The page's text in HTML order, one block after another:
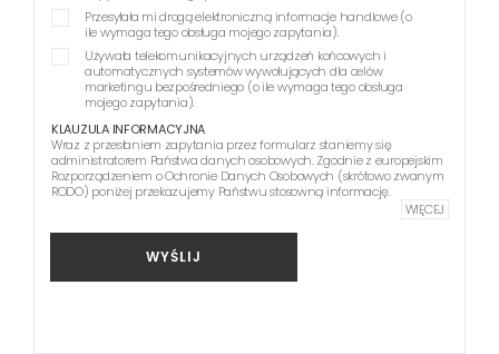
Przesyłała mi drogą elektroniczną informacje handlowe (o
ile wymaga tego obsługa mojego zapytania).
Używała telekomunikacyjnych urządzeń końcowych i
automatycznych systemów wywołujących dla celów
marketingu bezpośredniego (o ile wymaga tego obsługa
mojego zapytania).
KLAUZULA INFORMACYJNA
Wraz z przesłaniem zapytania przez formularz staniemy się
administratorem Państwa danych osobowych. Zgodnie z europejskim
Rozporządzeniem o Ochronie Danych Osobowych (skrótowo zwanym
RODO) poniżej przekazujemy Państwu stosowną informację.
WIĘCEJ
WYŚLIJ